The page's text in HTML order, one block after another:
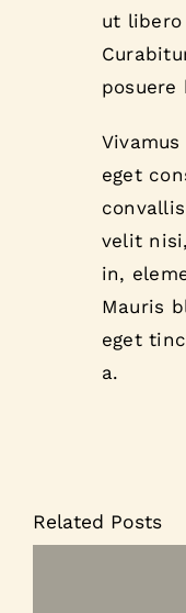
ut libero
posuere
eget
velit
in,
Mauris
eget
a.
Related Posts